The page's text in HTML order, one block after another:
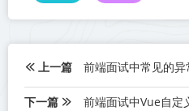
上一篇 前端面试中常见的
下一篇 前端面试中Vue自定